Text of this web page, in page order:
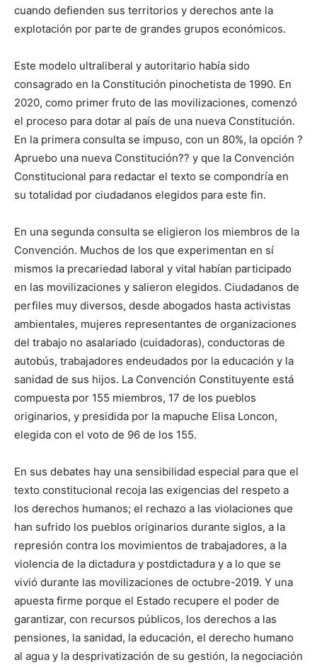
cuando defienden sus territorios y derechos ante la
explotación por parte de grandes grupos económicos.
Este modelo ultraliberal y autoritario había sido
consagrado en la Constitución pinochetista de 1990. En
2020, como primer fruto de las movilizaciones, comenzó
el proceso para dotar al país de una nueva Constitución.
En la primera consulta se impuso, con un 80%, la opción ?
Apruebo una nueva Constitución?? y que la Convención
Constitucional para redactar el texto se compondría en
su totalidad por ciudadanos elegidos para este fin.
En una segunda consulta se eligieron los miembros de la
Convención. Muchos de los que experimentan en sí
mismos la precariedad laboral y vital habían participado
en las movilizaciones y salieron elegidos. Ciudadanos de
perfiles muy diversos, desde abogados hasta activistas
ambientales, mujeres representantes de organizaciones
del trabajo no asalariado (cuidadoras), conductoras de
autobús, trabajadores endeudados por la educación y la
sanidad de sus hijos. La Convención Constituyente está
compuesta por 155 miembros, 17 de los pueblos
originarios, y presidida por la mapuche Elisa Loncon,
elegida con el voto de 96 de los 155.
En sus debates hay una sensibilidad especial para que el
texto constitucional recoja las exigencias del respeto a
los derechos humanos; el rechazo a las violaciones que
han sufrido los pueblos originarios durante siglos, a la
represión contra los movimientos de trabajadores, a la
violencia de la dictadura y postdictadura y a lo que se
vivió durante las movilizaciones de octubre-2019. Y una
apuesta firme porque el Estado recupere el poder de
garantizar, con recursos públicos, los derechos a las
pensiones, la sanidad, la educación, el derecho humano
al agua y la desprivatización de su gestión, la negociación